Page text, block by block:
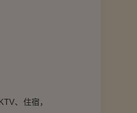
、住宿，